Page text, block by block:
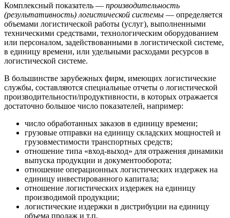
Комплексный показатель — производительность
(результативность) логистической системы — определяется
объемами логистической работы (услуг), выполненными
техническими средствами, технологическим оборудованием
или персоналом, задействованными в логистической системе,
в единицу времени, или удельными расходами ресурсов в
логистической системе.
В большинстве зарубежных фирм, имеющих логистические
службы, составляются специальные отчеты о логистической
производительности/продуктивности, в которых отражается
достаточно большое число показателей, например:
число обработанных заказов в единицу времени;
грузовые отправки на единицу складских мощностей и
грузовместимости транспортных средств;
отношение типа «вход-выход» для отражения динамики
выпуска продукции и документооборота;
отношение операционных логистических издержек на
единицу инвестированного капитала;
отношение логистических издержек на единицу
производимой продукции;
логистические издержки в дистрибуции на единицу
объема продаж и т.п.